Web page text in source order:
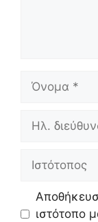
διεύθυνση
ιστότοπο